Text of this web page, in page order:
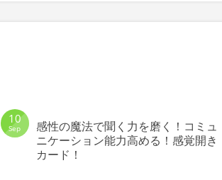
10
Sep
感性の魔法で聞く力を磨く！コミュ
ニケーション能力高める！感覚開き
カード！